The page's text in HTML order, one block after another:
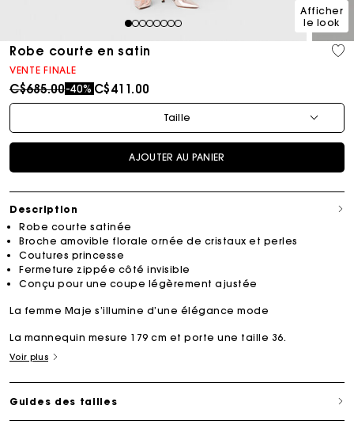
12345678
Afficher
le look
Robe courte en satin
VENTE FINALE
Price reduced from
C$685.00to
-40% C$411.00
Taille
AJOUTER AU PANIER
Description
Robe courte satinée
Broche amovible florale ornée de cristaux et perles
Coutures princesse
Fermeture zippée côté invisible
Conçu pour une coupe légèrement ajustée
La femme Maje s’illumine d’une élégance mode
La mannequin mesure 179 cm et porte une taille 36.
Voir plus
Guides des tailles